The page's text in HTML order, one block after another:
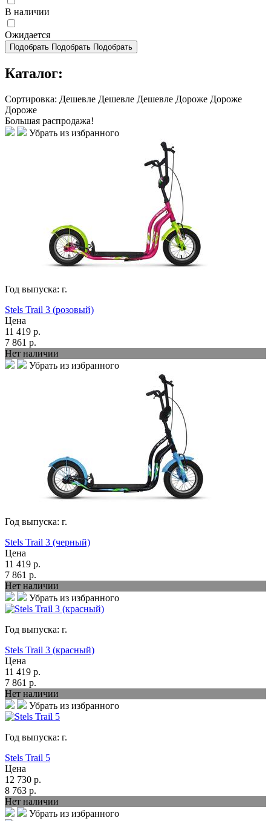
В наличии
Ожидается
Подобрать Подобрать Подобрать
Каталог:
Сортировка: Дешевле Дешевле Дешевле Дороже Дороже
Дороже
Большая распродажа!
Убрать из избранного
Год выпуска: г.
Stels Trail 3 (розовый)
Цена
11 419 р.
7 861 р.
Нет наличии
Убрать из избранного
Год выпуска: г.
Stels Trail 3 (черный)
Цена
11 419 р.
7 861 р.
Нет наличии
Убрать из избранного
Год выпуска: г.
Stels Trail 3 (красный)
Цена
11 419 р.
7 861 р.
Нет наличии
Убрать из избранного
Год выпуска: г.
Stels Trail 5
Цена
12 730 р.
8 763 р.
Нет наличии
Убрать из избранного